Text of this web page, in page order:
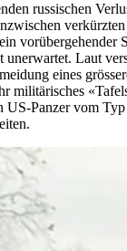
russischen
verkürzten
vorübergehender
unerwartet. Laut
eines
militärisches
US-Panzer vom